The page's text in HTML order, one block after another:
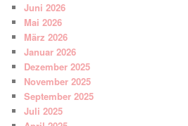
Juni 2026
Mai 2026
März 2026
Januar 2026
Dezember 2025
November 2025
September 2025
Juli 2025